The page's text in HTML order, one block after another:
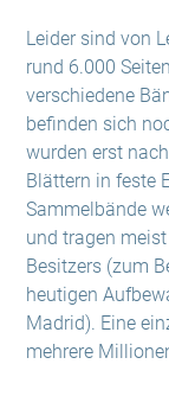
Leider sind von
rund 6.000
verschiedene
befinden sich
wurden erst
Blättern in feste
Sammelbände
und tragen
Besitzers (zum
heutigen
Madrid). Eine
mehrere